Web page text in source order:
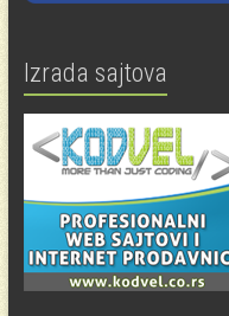
Izrada sajtova